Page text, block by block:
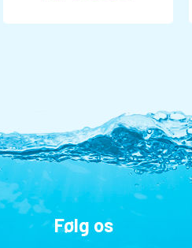
Følg os